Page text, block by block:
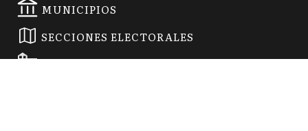
MUNICIPIOS
SECCIONES ELECTORALES
EMPRESAS